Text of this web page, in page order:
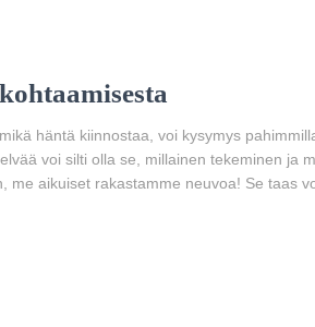
häntä kiinnostaa, voi kysymys
voi silti olla se, millainen tekeminen ja
me aikuiset rakastamme neuvoa! Se taas